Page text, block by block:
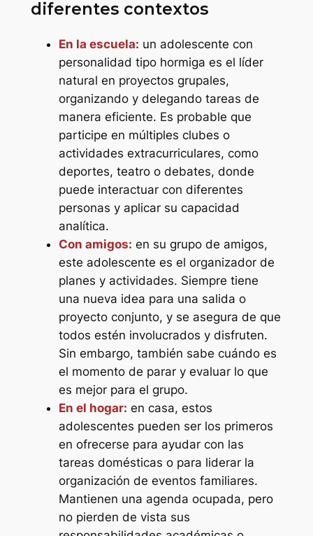
diferentes contextos
En la escuela: un adolescente con
personalidad tipo hormiga es el líder
natural en proyectos grupales,
organizando y delegando tareas de
manera eficiente. Es probable que
participe en múltiples clubes o
actividades extracurriculares, como
deportes, teatro o debates, donde
puede interactuar con diferentes
personas y aplicar su capacidad
analítica.
Con amigos: en su grupo de amigos,
este adolescente es el organizador de
planes y actividades. Siempre tiene
una nueva idea para una salida o
proyecto conjunto, y se asegura de que
todos estén involucrados y disfruten.
Sin embargo, también sabe cuándo es
el momento de parar y evaluar lo que
es mejor para el grupo.
En el hogar: en casa, estos
adolescentes pueden ser los primeros
en ofrecerse para ayudar con las
tareas domésticas o para liderar la
organización de eventos familiares.
Mantienen una agenda ocupada, pero
no pierden de vista sus